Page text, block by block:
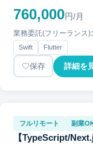
760,000円/月
業務委託(フリーランス)
Swift Flutter
保存 詳細を
フルリモート 副業
【TypeScript/